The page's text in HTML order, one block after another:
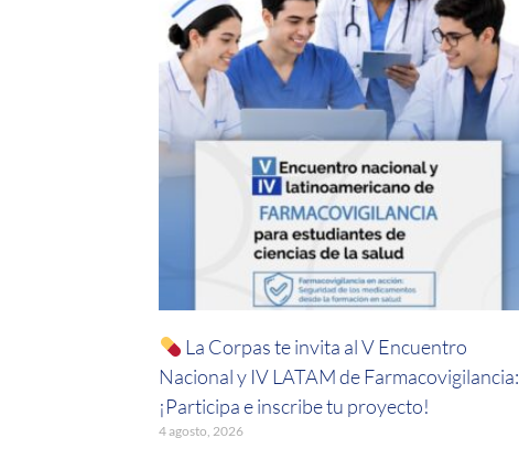
La Corpas te invita al V Encuentro
Nacional y IV LATAM de Farmacovigilancia:
¡Participa e inscribe tu proyecto!
4 agosto, 2026